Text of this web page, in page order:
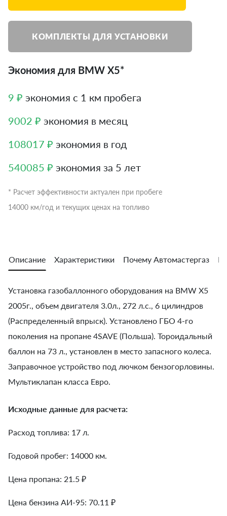
КОМПЛЕКТЫ ДЛЯ УСТАНОВКИ
Экономия для BMW X5*
9 ₽ экономия с 1 км пробега
9002 ₽ экономия в месяц
108017 ₽ экономия в год
540085 ₽ экономия за 5 лет
* Расчет эффективности актуален при пробеге
14000 км/год и текущих ценах на топливо
Описание Характеристики Почему Автомастергаз
Установка газобаллонного оборудования на BMW X5
2005г., объем двигателя 3.0л., 272 л.с., 6 цилиндров
(Распределенный впрыск). Установлено ГБО 4-го
поколения на пропане 4SAVE (Польша). Тороидальный
баллон на 73 л., установлен в место запасного колеса.
Заправочное устройство под лючком бензогорловины.
Мультиклапан класса Евро.
Исходные данные для расчета:
Расход топлива: 17 л.
Годовой пробег: 14000 км.
Цена пропана: 21.5 ₽
Цена бензина АИ-95: 70.11 ₽